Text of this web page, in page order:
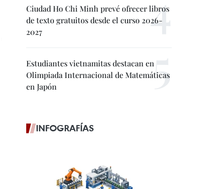
Ciudad Ho Chi Minh prevé ofrecer libros
de texto gratuitos desde el curso 2026-
2027
Estudiantes vietnamitas destacan en
Olimpiada Internacional de Matemáticas
en Japón
INFOGRAFÍAS